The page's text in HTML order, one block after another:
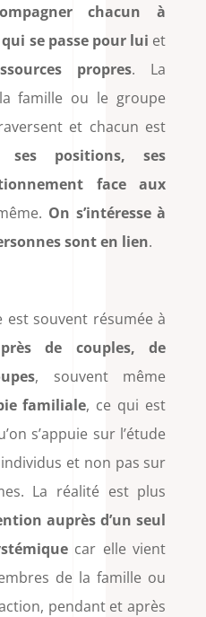
chacun à
se passe pour lui et
propres. La
famille ou le groupe
et chacun est
ses positions, ses
face aux
On s’intéresse à
sont en lien.
est souvent résumée à
de couples, de
, souvent même
familiale, ce qui est
s’appuie sur l’étude
et non pas sur
La réalité est plus
auprès d’un seul
car elle vient
de la famille ou
pendant et après